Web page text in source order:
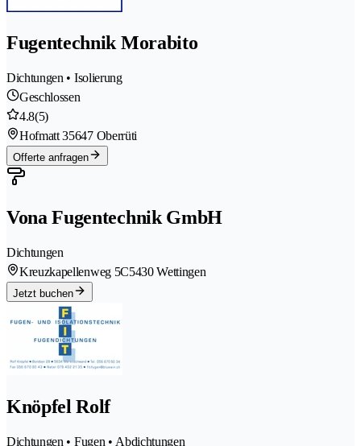
Fugentechnik Morabito
Dichtungen • Isolierung
Geschlossen
4.8(5)
Hofmatt 35647 Oberrüti
Offerte anfragen
Vona Fugentechnik GmbH
Dichtungen
Kreuzkapellenweg 5C5430 Wettingen
Jetzt buchen
Knöpfel Rolf
Dichtungen • Fugen • Abdichtungen